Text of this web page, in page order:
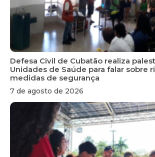
Defesa Civil de Cubatão realiza
Unidades de Saúde para falar sobre
medidas de segurança
7 de agosto de 2026